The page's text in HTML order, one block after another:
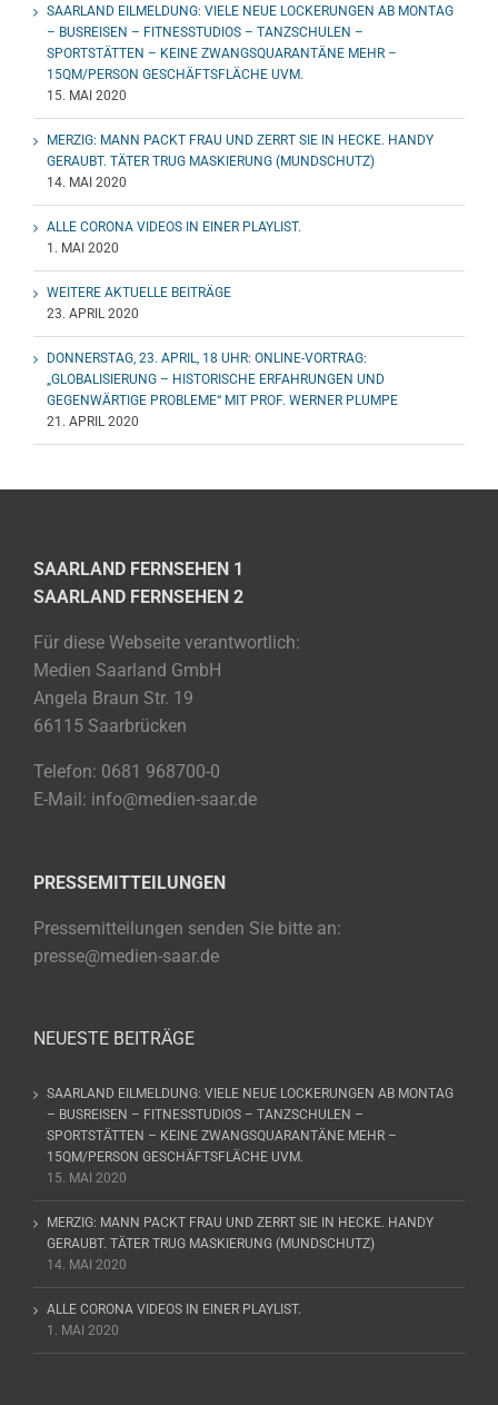
SAARLAND EILMELDUNG: VIELE NEUE LOCKERUNGEN AB MONTAG
– BUSREISEN – FITNESSTUDIOS – TANZSCHULEN –
SPORTSTÄTTEN – KEINE ZWANGSQUARANTÄNE MEHR –
15QM/PERSON GESCHÄFTSFLÄCHE UVM.
15. MAI 2020
MERZIG: MANN PACKT FRAU UND ZERRT SIE IN HECKE. HANDY
GERAUBT. TÄTER TRUG MASKIERUNG (MUNDSCHUTZ)
14. MAI 2020
ALLE CORONA VIDEOS IN EINER PLAYLIST.
1. MAI 2020
WEITERE AKTUELLE BEITRÄGE
23. APRIL 2020
DONNERSTAG, 23. APRIL, 18 UHR: ONLINE-VORTRAG:
„GLOBALISIERUNG – HISTORISCHE ERFAHRUNGEN UND
GEGENWÄRTIGE PROBLEME“ MIT PROF. WERNER PLUMPE
21. APRIL 2020
SAARLAND FERNSEHEN 1
SAARLAND FERNSEHEN 2
Für diese Webseite verantwortlich:
Medien Saarland GmbH
Angela Braun Str. 19
66115 Saarbrücken
Telefon: 0681 968700-0
E-Mail: info@medien-saar.de
PRESSEMITTEILUNGEN
Pressemitteilungen senden Sie bitte an:
presse@medien-saar.de
NEUESTE BEITRÄGE
SAARLAND EILMELDUNG: VIELE NEUE LOCKERUNGEN AB MONTAG
– BUSREISEN – FITNESSTUDIOS – TANZSCHULEN –
SPORTSTÄTTEN – KEINE ZWANGSQUARANTÄNE MEHR –
15QM/PERSON GESCHÄFTSFLÄCHE UVM.
15. MAI 2020
MERZIG: MANN PACKT FRAU UND ZERRT SIE IN HECKE. HANDY
GERAUBT. TÄTER TRUG MASKIERUNG (MUNDSCHUTZ)
14. MAI 2020
ALLE CORONA VIDEOS IN EINER PLAYLIST.
1. MAI 2020